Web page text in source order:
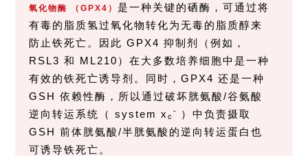
氧化物酶 （GPX4）是一种关键的硒酶，可通过将
有毒的脂质氢过氧化物转化为无毒的脂质醇来
防止铁死亡。因此 GPX4 抑制剂（例如，
RSL3 和 ML210）在大多数培养细胞中是一种
有效的铁死亡诱导剂。同时，GPX4 还是一种
GSH 依赖性酶，所以通过破坏胱氨酸/谷氨酸
逆向转运系统（ system xc
-
）中负责摄取
GSH 前体胱氨酸/半胱氨酸的逆向转运蛋白也
可诱导铁死亡。